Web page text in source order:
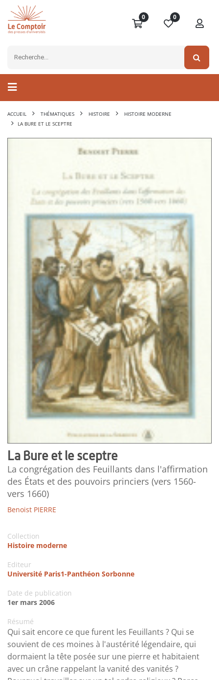
0 0
ACCUEIL THÉMATIQUES HISTOIRE
HISTOIRE MODERNE
LA BURE ET LE SCEPTRE
La Bure et le sceptre
La congrégation des Feuillants dans l'affirmation
des États et des pouvoirs princiers (vers 1560-
vers 1660)
Benoist PIERRE
Collection
Histoire moderne
Editeur
Université Paris1-Panthéon Sorbonne
Date de publication
1er mars 2006
Résumé
Qui sait encore ce que furent les Feuillants ? Qui se
souvient de ces moines à l'austérité légendaire, qui
dormaient la tête posée sur une pierre et habitaient
avec un crâne rappelant la vanité des vanités ?